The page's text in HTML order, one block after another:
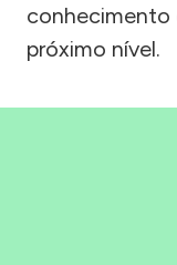
conhecimento
próximo nível.